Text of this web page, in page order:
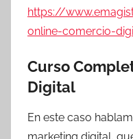
https://
online-comercio-
Curso
Digital
En este caso